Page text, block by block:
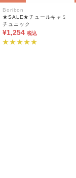
Boribon
★SALE★チュールキャミ
チュニック
¥1,254 税込